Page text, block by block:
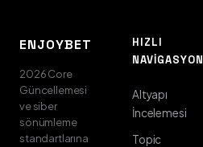
ENJOYBET
2026 Core
Güncellemesi
ve siber
sönümleme
standartlarına
HIZLI
NAVIGASYON
Altyapı
İncelemesi
Topic